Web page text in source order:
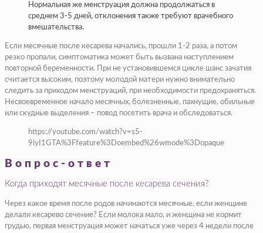
Нормальная же менструация должна продолжаться в
среднем 3-5 дней, отклонения также требуют врачебного
вмешательства.
Если месячные после кесарева начались, прошли 1-2 раза, а потом
резко пропали, симптоматика может быть вызвана наступлением
повторной беременности. При не установившемся цикле шанс зачатия
считается высоким, поэтому молодой матери нужно внимательно
следить за приходом менструаций, при необходимости предохраняться.
Несвоевременное начало месячных, болезненные, пахнущие, обильные
или скудные выделения – повод посетить врача и обследоваться.
https://youtube.com/watch?v=s5-
9iyI1GTA%3Ffeature%3Doembed%26wmode%3Dopaque
Вопрос-ответ
Когда приходят месячные после кесарева сечения?
Через какое время после родов начинаются месячные, если женщине
делали кесарево сечение? Если молока мало, и женщина не кормит
грудью, первая менструация может начаться уже через 4 недели после